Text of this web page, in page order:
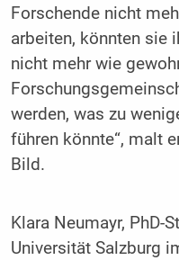
Forschende nicht
arbeiten, könnten sie
nicht mehr wie
werden, was zu
führen könnte“, malt
Bild.
Klara Neumayr, PhD-
Universität Salzburg